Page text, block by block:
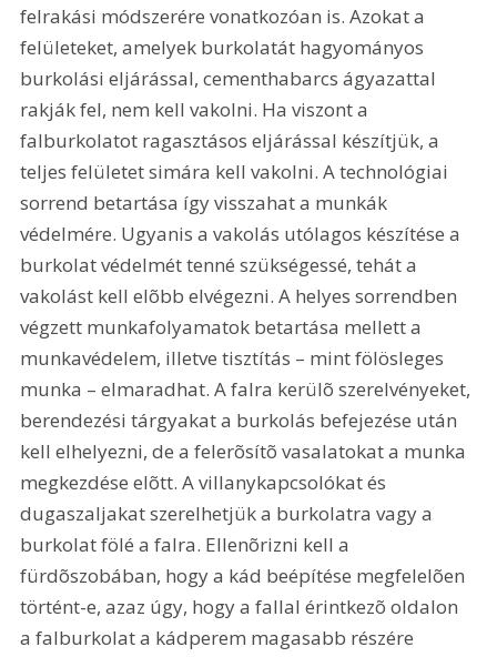
felrakási módszerére vonatkozóan is. Azokat a
felületeket, amelyek burkolatát hagyományos
burkolási eljárással, cementhabarcs ágyazattal
rakják fel, nem kell vakolni. Ha viszont a
falburkolatot ragasztásos eljárással készítjük, a
teljes felületet simára kell vakolni. A technológiai
sorrend betartása így visszahat a munkák
védelmére. Ugyanis a vakolás utólagos készítése a
burkolat védelmét tenné szükségessé, tehát a
vakolást kell elõbb elvégezni. A helyes sorrendben
végzett munkafolyamatok betartása mellett a
munkavédelem, illetve tisztítás – mint fölösleges
munka – elmaradhat. A falra kerülõ szerelvényeket,
berendezési tárgyakat a burkolás befejezése után
kell elhelyezni, de a felerõsítõ vasalatokat a munka
megkezdése elõtt. A villanykapcsolókat és
dugaszaljakat szerelhetjük a burkolatra vagy a
burkolat fölé a falra. Ellenõrizni kell a
fürdõszobában, hogy a kád beépítése megfelelõen
történt-e, azaz úgy, hogy a fallal érintkezõ oldalon
a falburkolat a kádperem magasabb részére